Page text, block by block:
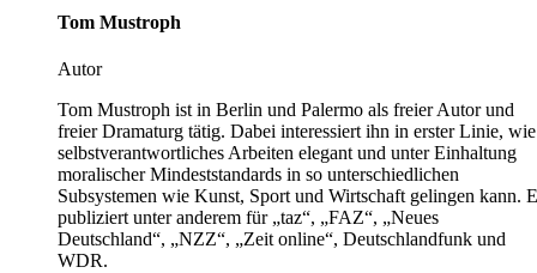
Tom Mustroph
Autor
Tom Mustroph ist in Berlin und Palermo als freier Autor und
freier Dramaturg tätig. Dabei interessiert ihn in erster Linie, wie
selbstverantwortliches Arbeiten elegant und unter Einhaltung
moralischer Mindeststandards in so unterschiedlichen
Subsystemen wie Kunst, Sport und Wirtschaft gelingen kann.
publiziert unter anderem für „taz“, „FAZ“, „Neues
Deutschland“, „NZZ“, „Zeit online“, Deutschlandfunk und
WDR.